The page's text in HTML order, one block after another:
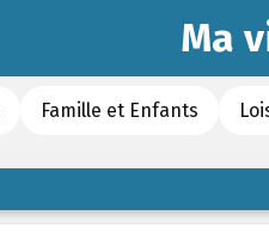
Ma
Famille et Enfants